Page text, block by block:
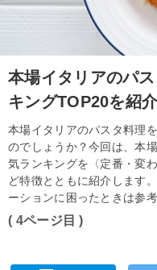
本場イタリアのパ
キングTOP20を紹介
本場イタリアのパスタ料理
のでしょうか？今回は、本
気ランキングを〈定番・変
ど特徴とともに紹介します
ーションに困ったときは参
( 4ページ目 )